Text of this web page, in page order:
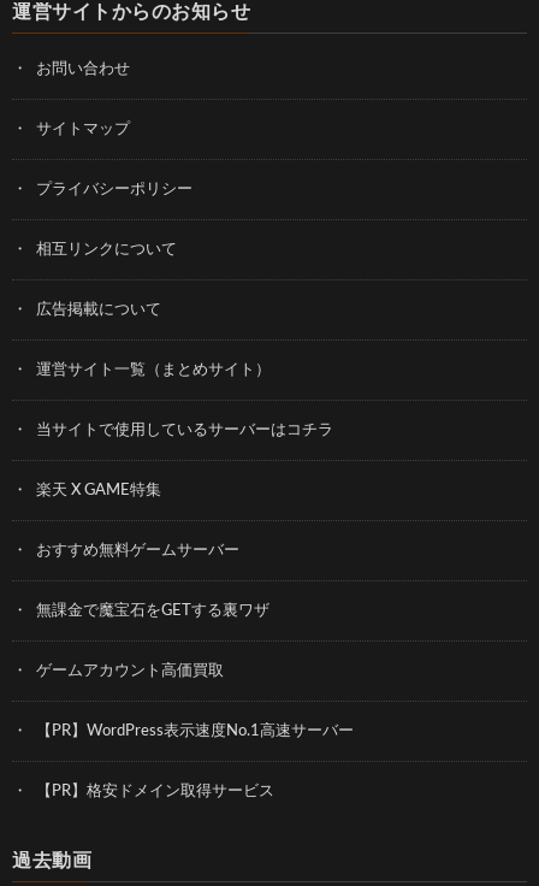
運営サイトからのお知らせ
お問い合わせ
サイトマップ
プライバシーポリシー
相互リンクについて
広告掲載について
運営サイト一覧（まとめサイト）
当サイトで使用しているサーバーはコチラ
楽天 X GAME特集
おすすめ無料ゲームサーバー
無課金で魔宝石をGETする裏ワザ
ゲームアカウント高価買取
【PR】WordPress表示速度No.1高速サーバー
【PR】格安ドメイン取得サービス
過去動画